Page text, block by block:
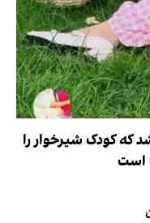
که کودک شیرخوار را
است